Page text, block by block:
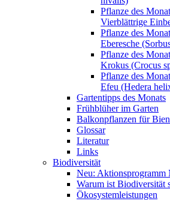
Pflanze des
Vierblättrige
Pflanze des
Eberesche
Pflanze des
Krokus (Crocus
Pflanze des
Efeu (Hedera
Gartentipps des Monats
Frühblüher im Garten
Balkonpflanzen für
Glossar
Literatur
Links
Biodiversität
Neu: Aktionsprogramm
Warum ist Biodiversität
Ökosystemleistungen